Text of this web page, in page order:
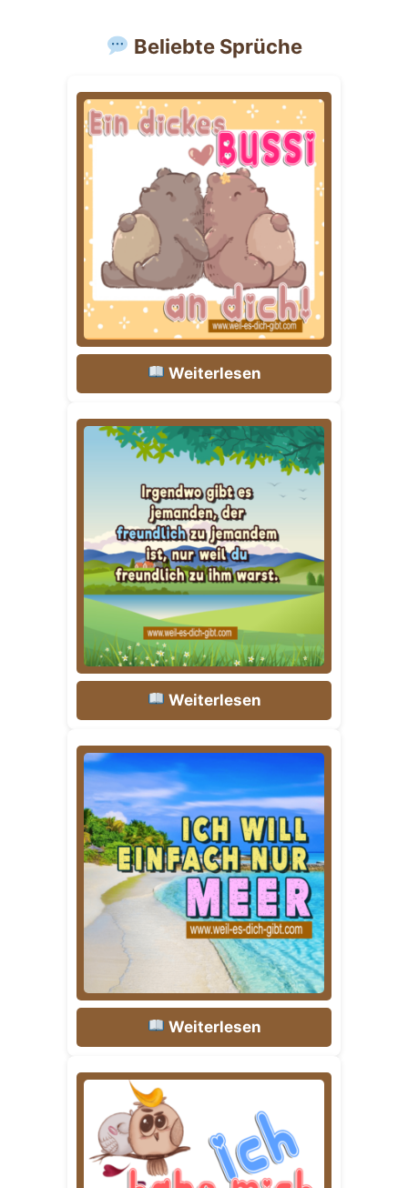
Beliebte Sprüche
Weiterlesen
Weiterlesen
Weiterlesen